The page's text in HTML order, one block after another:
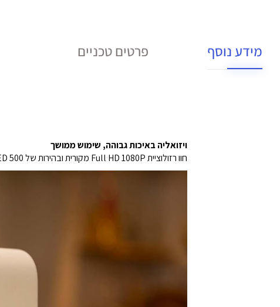
מידע נוסף פרטים טכניים
ויזואליה באיכות גבוהה, שימוש ממושך
חוו רזולוציית Full HD 1080P מקורית ובהירות של 500 LED ו- 220 ANSI, עם תמיכה בפענוח 4K. עיצוב מנוע אופטי סגור לחלוטין, מוסמך IP5X. חיי מקור אור > 20,000 שעות.